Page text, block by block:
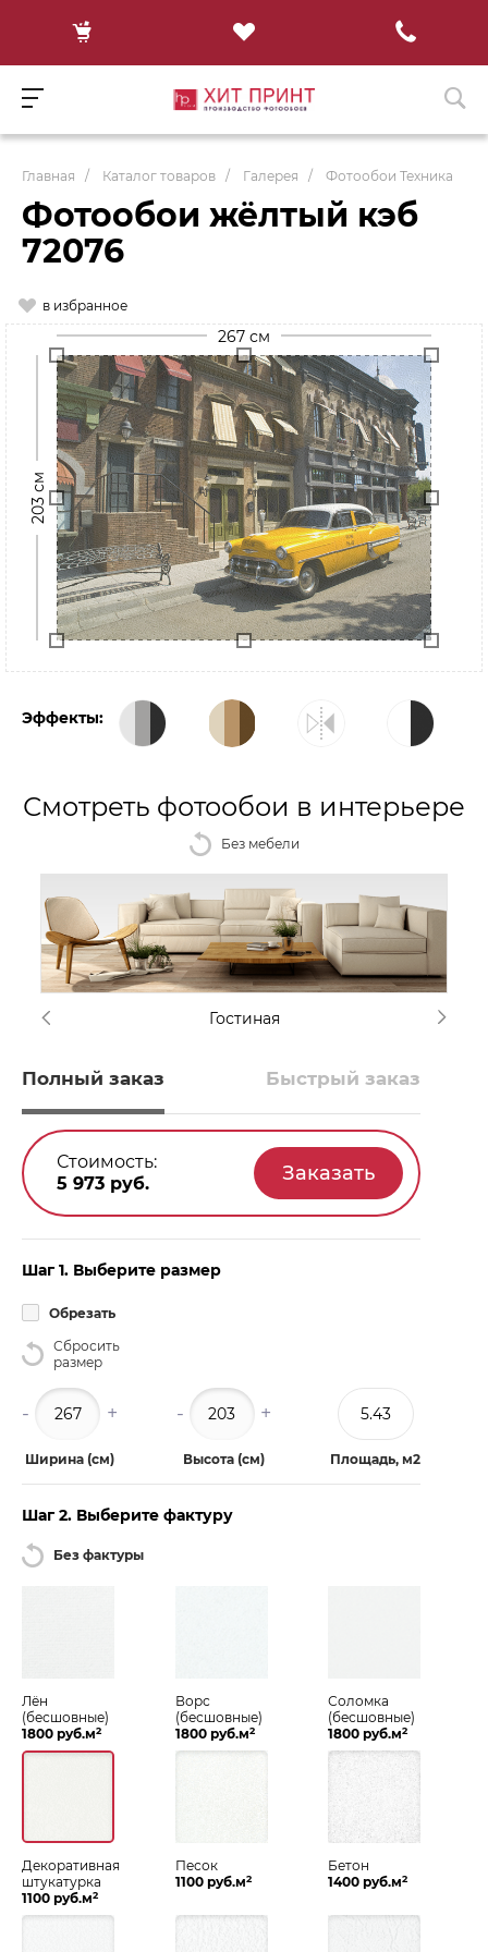
Главная / Каталог товаров / Галерея / Фотообои Техника
Фотообои жёлтый кэб
72076
в избранное
267 см
203 см
Эффекты:
Смотреть фотообои в интерьере
Без мебели
Гостиная
Полный заказ Быстрый заказ
Стоимость:
5 973 руб.
Шаг 1. Выберите размер
Обрезать
Сбросить
размер
- +
Ширина (см)
- +
Высота (см) Площадь, м2
Шаг 2. Выберите фактуру
Без фактуры
Лён
(бесшовные)
1800 руб.м2
Ворс
(бесшовные)
1800 руб.м2
Соломка
(бесшовные)
1800 руб.м2
Декоративная
штукатурка
1100 руб.м2
Песок
1100 руб.м2
Бетон
1400 руб.м2